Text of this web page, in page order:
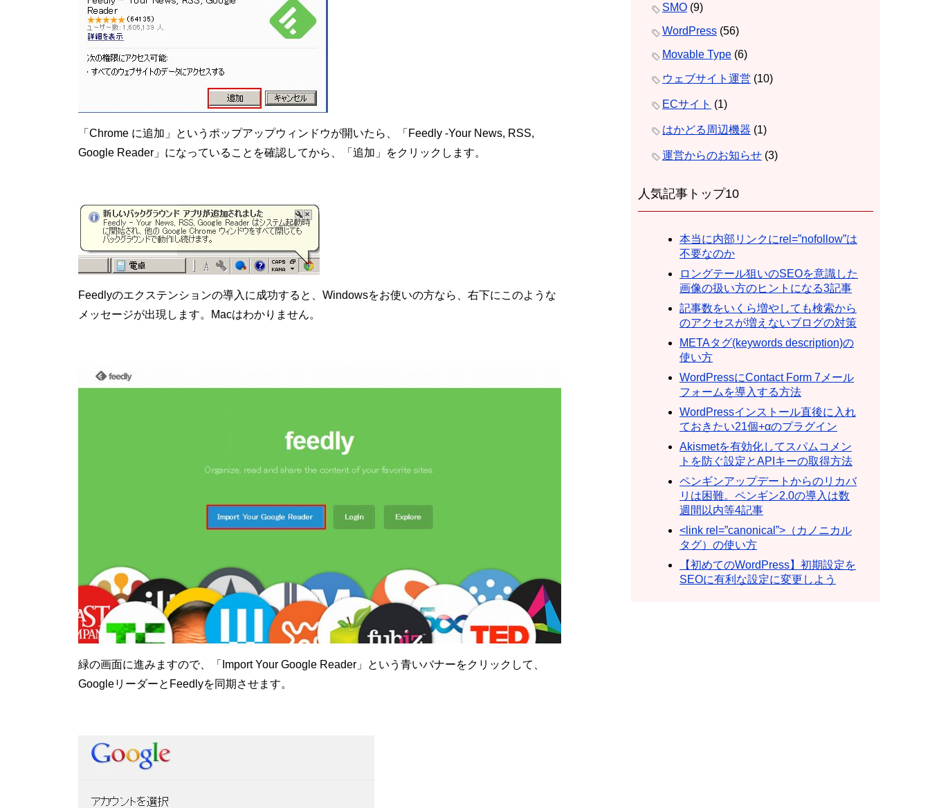
「Chrome に追加」というポップアップウィンドウが開いたら、「Feedly -Your News, RSS,
Google Reader」になっていることを確認してから、「追加」をクリックします。
Feedlyのエクステンションの導入に成功すると、Windowsをお使いの方なら、右下にこのような
メッセージが出現します。Macはわかりません。
緑の画面に進みますので、「Import Your Google Reader」という青いバナーをクリックして、
GoogleリーダーとFeedlyを同期させます。
SMO (9)
WordPress (56)
Movable Type (6)
ウェブサイト運営 (10)
ECサイト (1)
はかどる周辺機器 (1)
運営からのお知らせ (3)
人気記事トップ10
本当に内部リンクにrel=”nofollow”は
不要なのか
ロングテール狙いのSEOを意識した
画像の扱い方のヒントになる3記事
記事数をいくら増やしても検索から
のアクセスが増えないブログの対策
METAタグ(keywords description)の
使い方
WordPressにContact Form 7メール
フォームを導入する方法
WordPressインストール直後に入れ
ておきたい21個+αのプラグイン
Akismetを有効化してスパムコメン
トを防ぐ設定とAPIキーの取得方法
ペンギンアップデートからのリカバ
リは困難。ペンギン2.0の導入は数
週間以内等4記事
<link rel=”canonical”>（カノニカル
タグ）の使い方
【初めてのWordPress】初期設定を
SEOに有利な設定に変更しよう